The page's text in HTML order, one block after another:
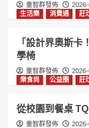
童智群發佈
生活樂
消費通 莊
「設計界奧斯卡
學椅
童智群發佈
樂食尚
公益圈 莊
從校園到餐桌
童智群發佈